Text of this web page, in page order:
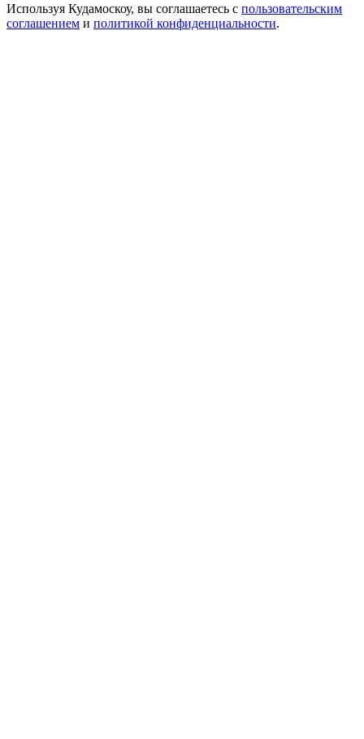
Используя Кудамоскоу, вы соглашаетесь с пользовательским
соглашением и политикой конфиденциальности.